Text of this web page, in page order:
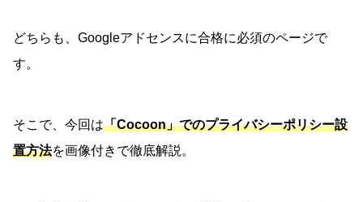
どちらも、Googleアドセンスに合格に必須のページで
す。
そこで、今回は「Cocoon」でのプライバシーポリシー設
置方法を画像付きで徹底解説。